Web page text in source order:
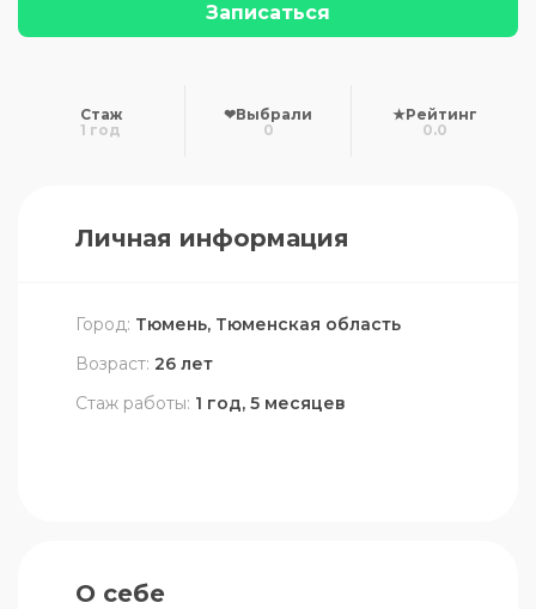
Записаться
Стаж
1 год
❤Выбрали
0
★Рейтинг
0.0
Личная информация
Город: Тюмень, Тюменская область
Возраст: 26 лет
Стаж работы: 1 год, 5 месяцев
О себе